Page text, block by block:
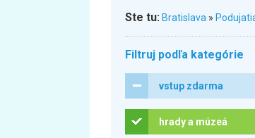
Ste tu: Bratislava »
Filtruj podľa kategórie
vstup zdarma
hrady a múzeá